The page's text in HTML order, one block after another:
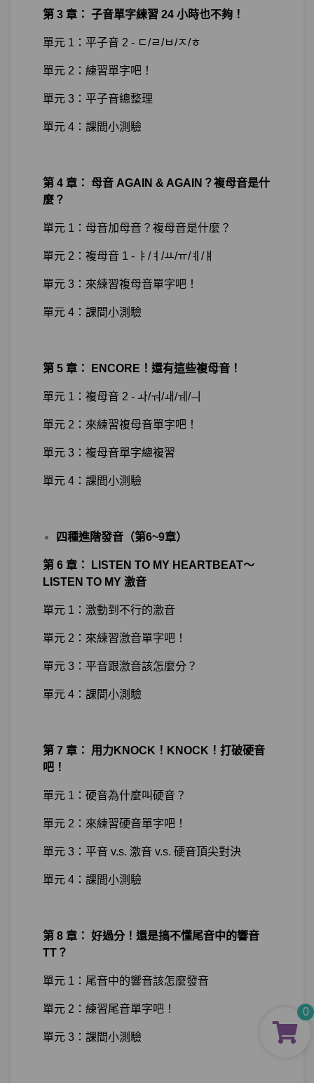
第 3 章： 子音單字練習 24 小時也不夠！
單元 1：平子音 2 - ㄷ/ㄹ/ㅂ/ㅈ/ㅎ
單元 2：練習單字吧！
單元 3：平子音總整理
單元 4：課間小測驗
第 4 章： 母音 AGAIN & AGAIN？複母音是什
麼？
單元 1：母音加母音？複母音是什麼？
單元 2：複母音 1 - ㅑ/ㅕ/ㅛ/ㅠ/ㅖ/ㅒ
單元 3：來練習複母音單字吧！
單元 4：課間小測驗
第 5 章： ENCORE！還有這些複母音！
單元 1：複母音 2 - ㅘ/ㅝ/ㅙ/ㅞ/ㅢ
單元 2：來練習複母音單字吧！
單元 3：複母音單字總複習
單元 4：課間小測驗
四種進階發音（第6~9章）
第 6 章： LISTEN TO MY HEARTBEAT～
LISTEN TO MY 激音
單元 1：激動到不行的激音
單元 2：來練習激音單字吧！
單元 3：平音跟激音該怎麼分？
單元 4：課間小測驗
第 7 章： 用力KNOCK！KNOCK！打破硬音
吧！
單元 1：硬音為什麼叫硬音？
單元 2：來練習硬音單字吧！
單元 3：平音 v.s. 激音 v.s. 硬音頂尖對決
單元 4：課間小測驗
第 8 章： 好過分！還是搞不懂尾音中的響音
TT？
單元 1：尾音中的響音該怎麼發音
單元 2：練習尾音單字吧！
單元 3：課間小測驗
0